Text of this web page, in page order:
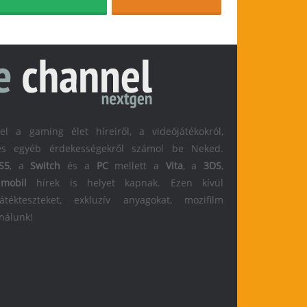
a gaming élet híreiről, a videójátékokról,
egyéb érdekességekről számol be Neked.
, a Switch és a PCmellett a Vita, a 3DS,
mobil
hírek is helyet kapnak. Ezen kívül
exkluzív anyagokat, mozifilm